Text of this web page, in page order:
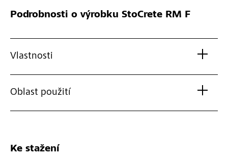
Podrobnosti o výrobku StoCrete RM F
Vlastnosti
Oblast použití
Ke stažení